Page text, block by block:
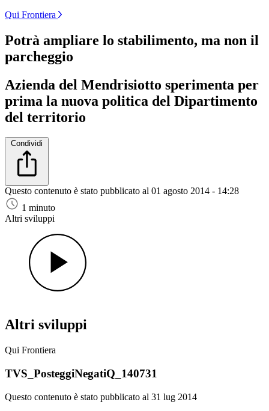
Qui Frontiera
Potrà ampliare lo stabilimento, ma non il
parcheggio
Azienda del Mendrisiotto sperimenta per
prima la nuova politica del Dipartimento
del territorio
Condividi
Questo contenuto è stato pubblicato al 01 agosto 2014 - 14:28
1 minuto
Altri sviluppi
Altri sviluppi
Qui Frontiera
TVS_PosteggiNegatiQ_140731
Questo contenuto è stato pubblicato al 31 lug 2014